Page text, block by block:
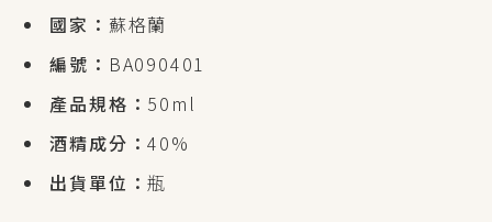
國家： 蘇格蘭
編號： BA090401
產品規格： 50ml
酒精成分：40%
出貨單位：瓶